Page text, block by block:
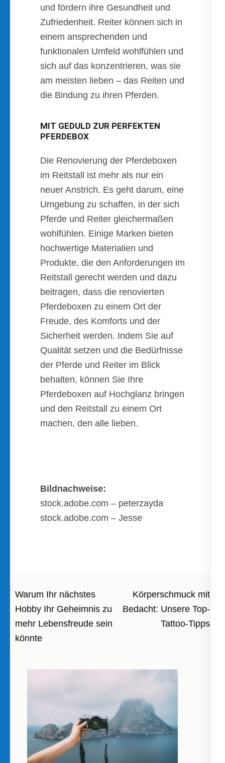
und fördern ihre Gesundheit und
Zufriedenheit. Reiter können sich in
einem ansprechenden und
funktionalen Umfeld wohlfühlen und
sich auf das konzentrieren, was sie
am meisten lieben – das Reiten und
die Bindung zu ihren Pferden.
MIT GEDULD ZUR PERFEKTEN
PFERDEBOX
Die Renovierung der Pferdeboxen
im Reitstall ist mehr als nur ein
neuer Anstrich. Es geht darum, eine
Umgebung zu schaffen, in der sich
Pferde und Reiter gleichermaßen
wohlfühlen. Einige Marken bieten
hochwertige Materialien und
Produkte, die den Anforderungen im
Reitstall gerecht werden und dazu
beitragen, dass die renovierten
Pferdeboxen zu einem Ort der
Freude, des Komforts und der
Sicherheit werden. Indem Sie auf
Qualität setzen und die Bedürfnisse
der Pferde und Reiter im Blick
behalten, können Sie Ihre
Pferdeboxen auf Hochglanz bringen
und den Reitstall zu einem Ort
machen, den alle lieben.
Bildnachweise:
stock.adobe.com – peterzayda
stock.adobe.com – Jesse
Beitragsnavigation
Warum Ihr nächstes
Hobby Ihr Geheimnis zu
mehr Lebensfreude sein
könnte
Körperschmuck mit
Bedacht: Unsere Top-
Tattoo-Tipps